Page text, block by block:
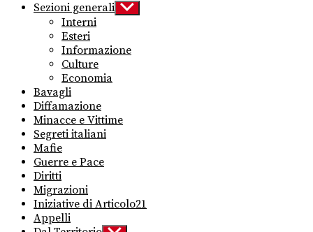
Sezioni generali Show
sub
Interni
Esteri
Informazione
Culture
Economia
Bavagli
Diffamazione
Minacce e Vittime
Segreti italiani
Mafie
Guerre e Pace
Diritti
Migrazioni
Iniziative di Articolo21
Appelli